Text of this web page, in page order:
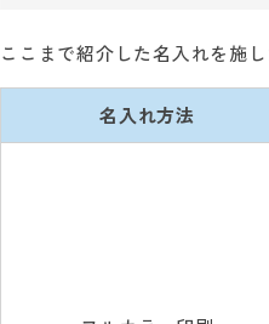
ここまで紹介した名入れを施
名入れ方法